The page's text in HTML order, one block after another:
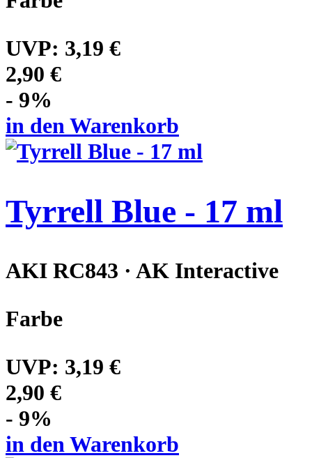
UVP: 3,19 €
2,90 €
- 9%
in den Warenkorb
Tyrrell Blue - 17 ml
AKI RC843 · AK Interactive
Farbe
UVP: 3,19 €
2,90 €
- 9%
in den Warenkorb